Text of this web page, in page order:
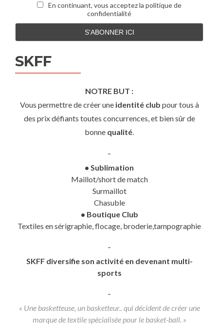
En continuant, vous acceptez la politique de
confidentialité
SKFF
NOTRE BUT :
Vous permettre de créer une identité club pour tous à
des prix défiants toutes concurrences, et bien sûr de
bonne qualité.
˜
• Sublimation
Maillot/short de match
Surmaillot
Chasuble
• Boutique Club
Textiles en sérigraphie, flocage, broderie,tampographie
˜
SKFF diversifie son activité en devenant multi-
sports
˜
« Une basketteuse, un basketteur.. qui décident de créer une
marque de textile spécialisée pour le basket-ball. »